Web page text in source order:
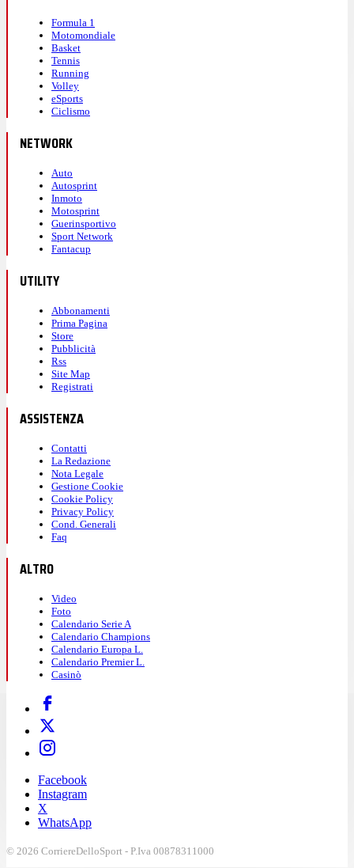
Formula 1
Motomondiale
Basket
Tennis
Running
Volley
eSports
Ciclismo
NETWORK
Auto
Autosprint
Inmoto
Motosprint
Guerinsportivo
Sport Network
Fantacup
UTILITY
Abbonamenti
Prima Pagina
Store
Pubblicità
Rss
Site Map
Registrati
ASSISTENZA
Contatti
La Redazione
Nota Legale
Gestione Cookie
Cookie Policy
Privacy Policy
Cond. Generali
Faq
ALTRO
Video
Foto
Calendario Serie A
Calendario Champions
Calendario Europa L.
Calendario Premier L.
Casinò
Facebook
Instagram
X
WhatsApp
© 2026 CorriereDelloSport - P.Iva 00878311000